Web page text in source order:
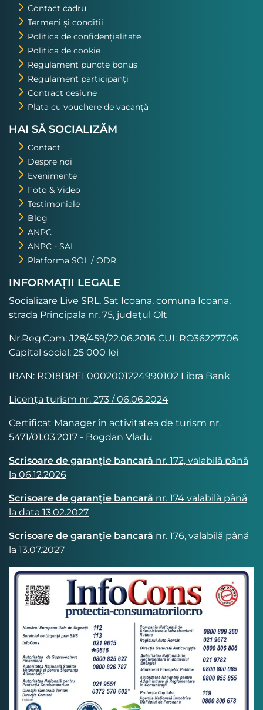
Contact cadru
Termeni și condiții
Politica de confidențialitate
Politica de cookie
Regulament puncte bonus
Regulament participanți
Contract cesiune
Plata cu vouchere de vacanță
HAI SĂ SOCIALIZĂM
Contact
Despre noi
Evenimente
Foto & Video
Testimoniale
Blog
ANPC
ANPC - SAL
Platforma SOL / ODR
INFORMAȚII LEGALE
Socializare Live SRL, Sat Icoana, comuna Icoana,
strada Principala nr. 75, județul Olt
Nr.Reg.Com: J28/459/22.06.2016 CUI: RO36227706
Capital social: 25 000 lei
IBAN: RO18BREL0002001224990102 Libra Bank
Licența turism nr. 273 / 06.06.2024
Certificat Manager în activitatea de turism nr.
5471/01.03.2017 - Bogdan Vladu
Scrisoare de garanție bancară nr. 172, valabilă până
la 06.12.2026
Scrisoare de garanție bancară nr. 174 valabilă până
la data 13.02.2027
Scrisoare de garanție bancară nr. 176, valabilă până
la 13.07.2027